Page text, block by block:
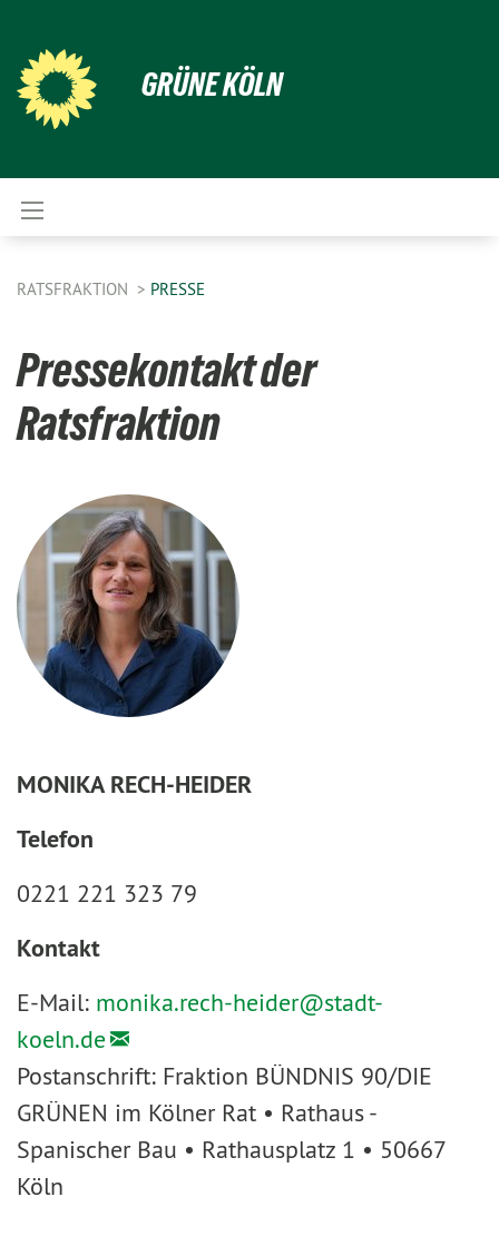
GRÜNE KÖLN
RATSFRAKTION PRESSE
Pressekontakt der
Ratsfraktion
MONIKA RECH-HEIDER
Telefon
0221 221 323 79
Kontakt
E-Mail: monika.rech-heider@stadt-
koeln.de
Postanschrift: Fraktion BÜNDNIS 90/DIE
GRÜNEN im Kölner Rat • Rathaus -
Spanischer Bau • Rathausplatz 1 • 50667
Köln